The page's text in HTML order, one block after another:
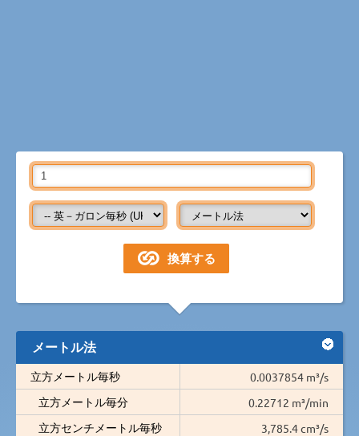
メートル法
立方メートル毎秒
0.0037854 m³/s
立方メートル毎分
0.22712 m³/min
立方センチメートル毎秒
3,785.4 cm³/s